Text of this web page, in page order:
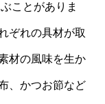
ことがありま
ぞれの具材が取
材の風味を生か
、かつお節など